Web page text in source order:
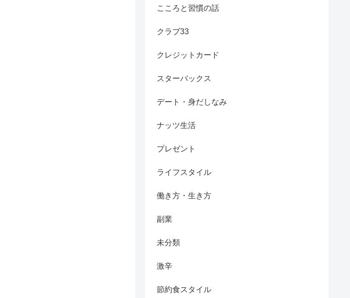
こころと習慣の話
クラブ33
クレジットカード
スターバックス
デート・身だしなみ
ナッツ生活
プレゼント
ライフスタイル
働き方・生き方
副業
未分類
激辛
節約食スタイル